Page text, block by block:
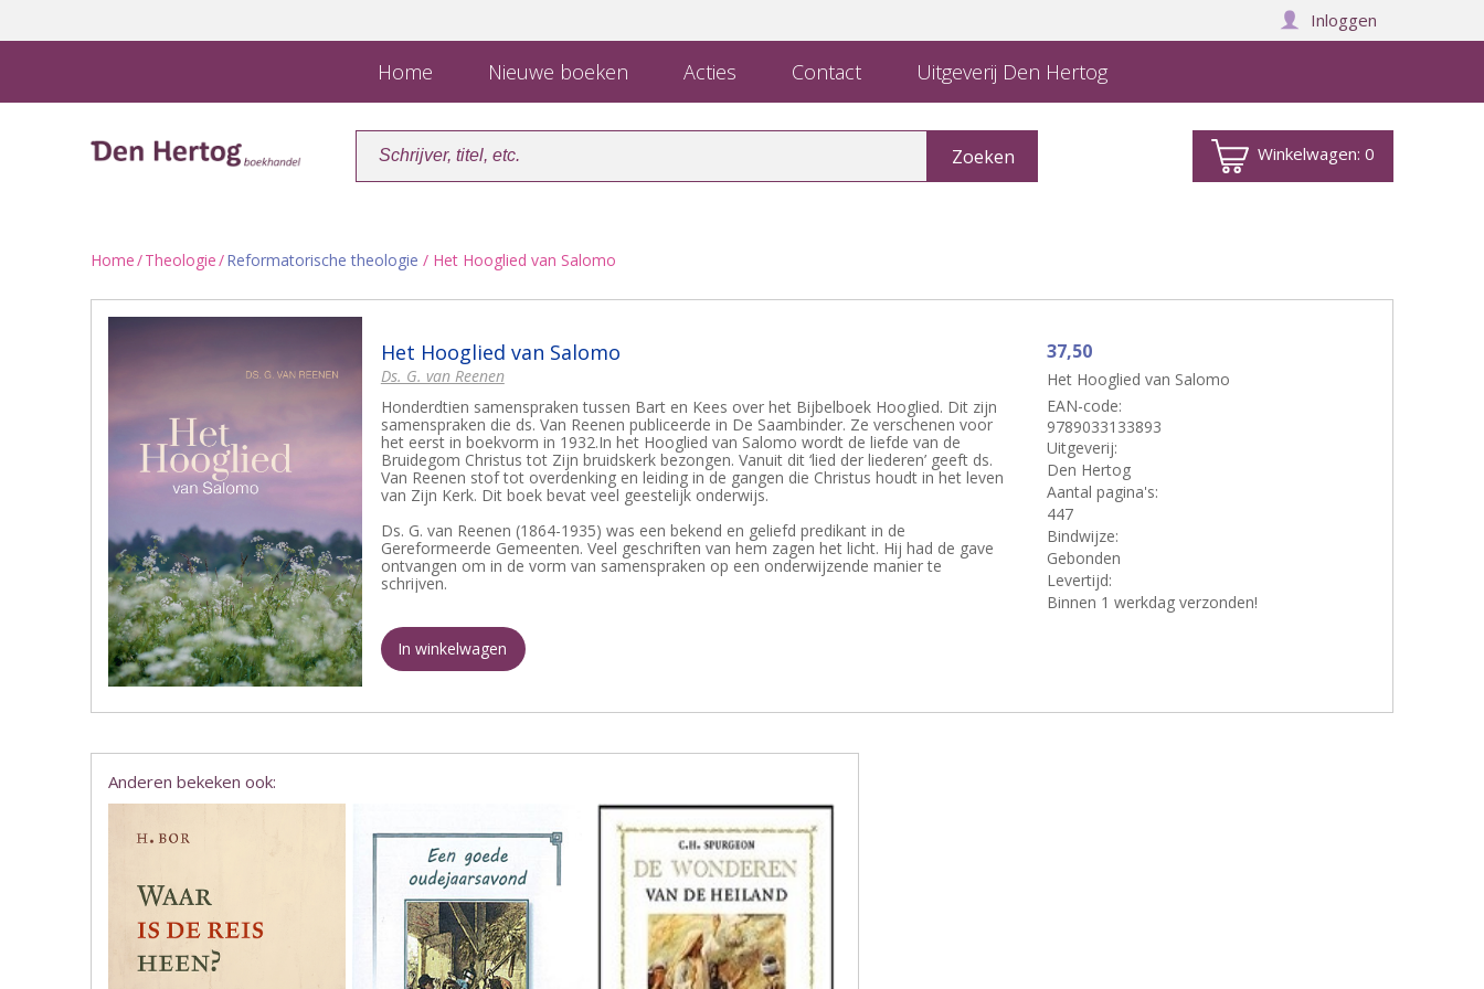
Inloggen
Home Nieuwe boeken Acties Contact Uitgeverij Den Hertog
Winkelwagen:0
Home/Theologie/Reformatorische theologie / Het Hooglied van Salomo
Het Hooglied van Salomo
Ds. G. van Reenen
Honderdtien samenspraken tussen Bart en Kees over het Bijbelboek Hooglied. Dit zijn
samenspraken die ds. Van Reenen publiceerde in De Saambinder. Ze verschenen voor
het eerst in boekvorm in 1932.In het Hooglied van Salomo wordt de liefde van de
Bruidegom Christus tot Zijn bruidskerk bezongen. Vanuit dit ‘lied der liederen’ geeft ds.
Van Reenen stof tot overdenking en leiding in de gangen die Christus houdt in het leven
van Zijn Kerk. Dit boek bevat veel geestelijk onderwijs.
Ds. G. van Reenen (1864-1935) was een bekend en geliefd predikant in de
Gereformeerde Gemeenten. Veel geschriften van hem zagen het licht. Hij had de gave
ontvangen om in de vorm van samenspraken op een onderwijzende manier te
schrijven.
37,50
Het Hooglied van Salomo
EAN-code:
9789033133893
Uitgeverij:
Den Hertog
Aantal pagina's:
447
Bindwijze:
Gebonden
Levertijd:
Binnen 1 werkdag verzonden!
In winkelwagen
Anderen bekeken ook: